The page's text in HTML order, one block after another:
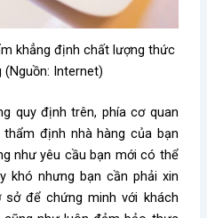
khẳng định chất lượng thức
(Nguồn: Internet)
quy định trên, phía cơ quan
định nhà hàng của bạn
như yêu cầu bạn mới có thể
khó nhưng bạn cần phải xin
để chứng minh với khách